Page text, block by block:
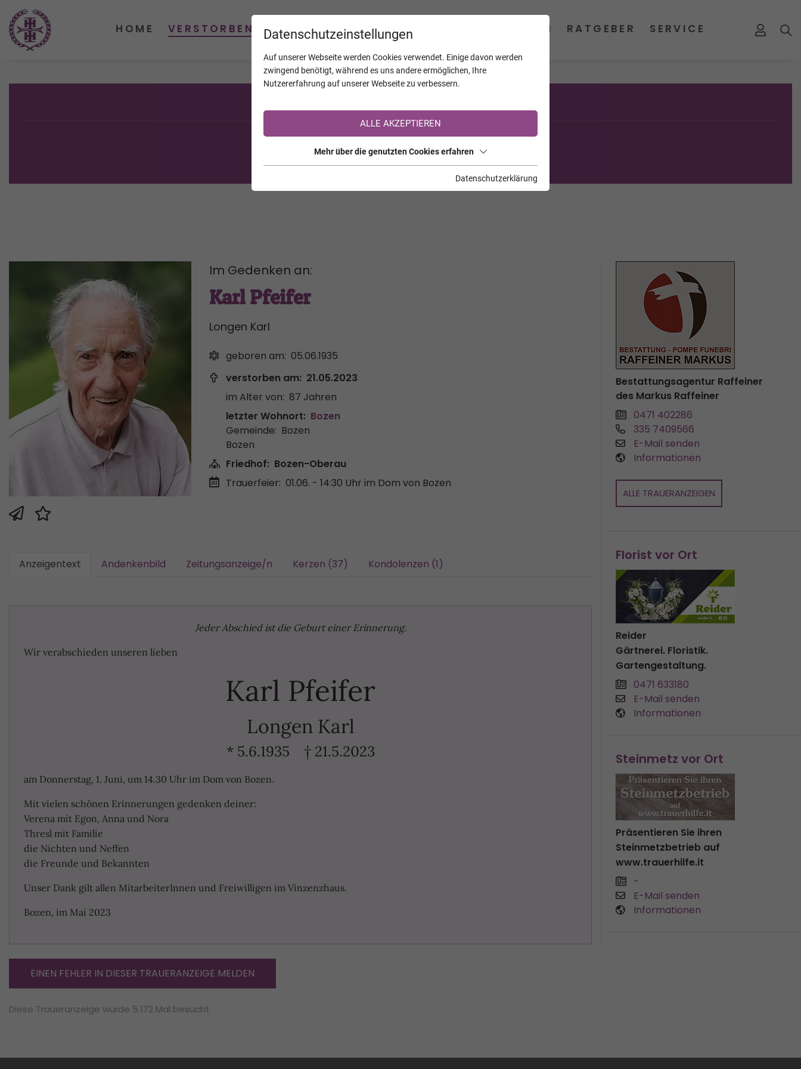
Sie sind noch nicht auf TrauerHilfe.it registriert?
>> zur kostenlosen Registrierung <<
Im Gedenken an:
Karl Pfeifer
Longen Karl
geboren am: 05.06.1935
verstorben am: 21.05.2023
im Alter von: 87 Jahren
letzter Wohnort: Bozen
Gemeinde: Bozen
Bozen
Friedhof: Bozen-Oberau
Trauerfeier: 01.06. - 14:30 Uhr im Dom von Bozen
Anzeigentext Andenkenbild Zeitungsanzeige/n Kerzen (37) Kondolenzen (1)
Jeder Abschied ist die Geburt einer Erinnerung.
Wir verabschieden unseren lieben
Karl Pfeifer
Longen Karl
* 5.6.1935 † 21.5.2023
am Donnerstag, 1. Juni, um 14.30 Uhr im Dom von Bozen.
Mit vielen schönen Erinnerungen gedenken deiner:
Verena mit Egon, Anna und Nora
Thresl mit Familie
die Nichten und Neffen
die Freunde und Bekannten
Unser Dank gilt allen MitarbeiterInnen und Freiwilligen im Vinzenzhaus.
Bozen, im Mai 2023
Bestattungsagentur Raffeiner
des Markus Raffeiner
0471 402286
335 7409566
E-Mail senden
Informationen
ALLE TRAUERANZEIGEN
Florist vor Ort
Reider
Gärtnerei. Floristik.
Gartengestaltung.
0471 633180
E-Mail senden
Informationen
Steinmetz vor Ort
Präsentieren Sie ihren
Steinmetzbetrieb auf
www.trauerhilfe.it
-
E-Mail senden
Informationen
EINEN FEHLER IN DIESER TRAUERANZEIGE MELDEN
Diese Traueranzeige wurde 5.172 Mal besucht
Datenschutzeinstellungen
Auf unserer Webseite werden Cookies verwendet. Einige davon werden
zwingend benötigt, während es uns andere ermöglichen, Ihre
Nutzererfahrung auf unserer Webseite zu verbessern.
ALLE AKZEPTIEREN
Mehr über die genutzten Cookies erfahren
Datenschutzerklärung
HOME VERSTORBENE KALENDER JAHRESTAGE UNTERNEHMEN RATGEBER SERVICE